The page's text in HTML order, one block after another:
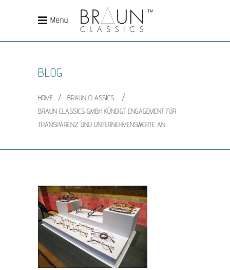
Menu
BLOG
HOME / BRAUN CLASSICS /
BRAUN CLASSICS GMBH KÜNDIGT ENGAGEMENT FÜR
TRANSPARENZ UND UNTERNEHMENSWERTE AN